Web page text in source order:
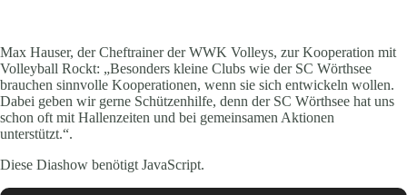
Max Hauser, der Cheftrainer der WWK Volleys, zur Kooperation mit
Volleyball Rockt: „Besonders kleine Clubs wie der SC Wörthsee
brauchen sinnvolle Kooperationen, wenn sie sich entwickeln wollen.
Dabei geben wir gerne Schützenhilfe, denn der SC Wörthsee hat uns
schon oft mit Hallenzeiten und bei gemeinsamen Aktionen
unterstützt.“.
Diese Diashow benötigt JavaScript.